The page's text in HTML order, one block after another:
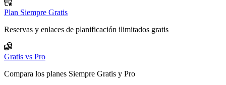
Plan Siempre Gratis
Reservas y enlaces de planificación ilimitados gratis
Gratis vs Pro
Compara los planes Siempre Gratis y Pro